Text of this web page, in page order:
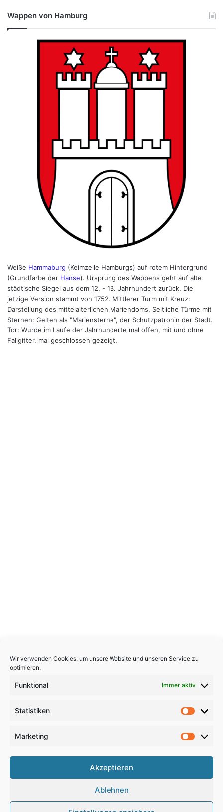
Wir verwenden Cookies, um unsere Website und unseren Service zu
optimieren.
Funktional Immer aktiv
Statistiken
Marketing
Akzeptieren
Ablehnen
Wappen von Hamburg
Weiße Hammaburg (Keimzelle Hamburgs) auf rotem Hintergrund
(Grundfarbe der Hanse). Ursprung des Wappens geht auf alte
städtische Siegel aus dem 12. - 13. Jahrhundert zurück. Die
jetzige Version stammt von 1752. Mittlerer Turm mit Kreuz:
Darstellung des mittelalterlichen Mariendoms. Seitliche Türme mit
Sternen: Gelten als "Mariensterne", der Schutzpatronin der Stadt.
Tor: Wurde im Laufe der Jahrhunderte mal offen, mit und ohne
Fallgitter, mal geschlossen gezeigt.
Haftungsausschluss